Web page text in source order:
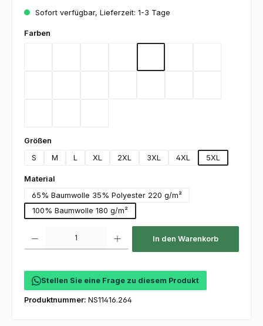
Sofort verfügbar, Lieferzeit: 1-3 Tage
Farben
Größen
S
M L XL 2XL 3XL 4XL 5XL
Material
65% Baumwolle 35% Polyester 220 g/m²
100% Baumwolle 180 g/m²
In den Warenkorb
Stellen Sie eine Frage zu diesem Produkt
Produktnummer: NS11416.264